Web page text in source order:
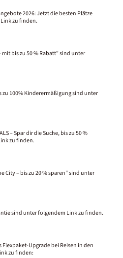
2026: Jetzt die besten Plätze
zu finden.
bis zu 50 % Rabatt" sind unter
zu 100% Kinderermäßigung sind unter
– Spar dir die Suche, bis zu 50 %
zu finden.
City – bis zu 20 % sparen" sind unter
sind unter folgendem Link zu finden.
Upgrade bei Reisen in den
zu finden: